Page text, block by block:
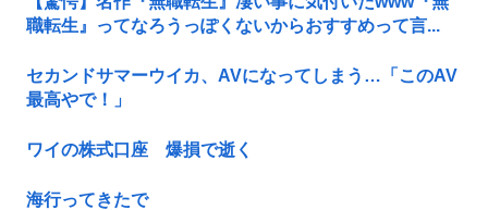
職転生』ってなろうっぽくないからおすすめって言...
セカンドサマーウイカ、AVになってしまう…「このAV
最高やで！」
ワイの株式口座 爆損で逝く
海行ってきたで